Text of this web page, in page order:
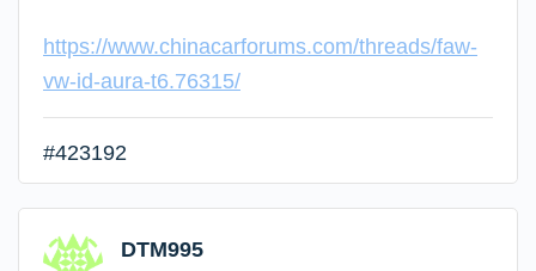
https://www.chinacarforums.com/threads/faw-
vw-id-aura-t6.76315/
#423192
DTM995